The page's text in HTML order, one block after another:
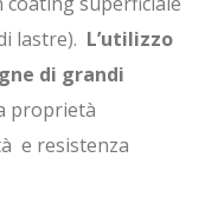
lastre). L’utilizzo
di grandi
proprietà
e resistenza